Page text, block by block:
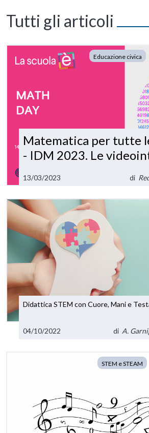
Tutti gli articoli
Educazione civica
Matematica per tutte
- IDM 2023. Le
13/03/2023 di
Didattica STEM con Cuore, Mani e
04/10/2022 di A.
STEM e STEAM